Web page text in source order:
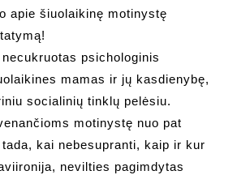
apie šiuolaikinę motinystę
psichologinis
mamas ir jų kasdienybę,
socialinių tinklų pelėsiu.
motinystę nuo pat
kai nebesupranti, kaip ir kur
nevilties pagimdytas